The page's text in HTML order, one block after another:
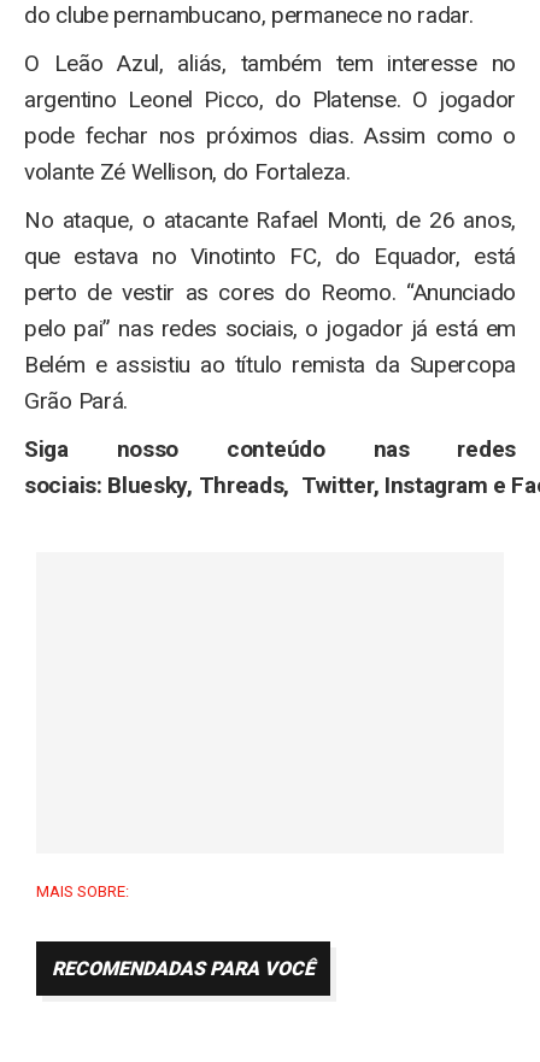
do clube pernambucano, permanece no radar.
O Leão Azul, aliás, também tem interesse no
argentino Leonel Picco, do Platense. O jogador
pode fechar nos próximos dias. Assim como o
volante Zé Wellison, do Fortaleza.
No ataque, o atacante Rafael Monti, de 26 anos,
que estava no Vinotinto FC, do Equador, está
perto de vestir as cores do Reomo. “Anunciado
pelo pai” nas redes sociais, o jogador já está em
Belém e assistiu ao título remista da Supercopa
Grão Pará.
Siga nosso conteúdo nas redes
sociais: Bluesky, Threads, Twitter, Instagram e
MAIS SOBRE:
RECOMENDADAS PARA VOCÊ